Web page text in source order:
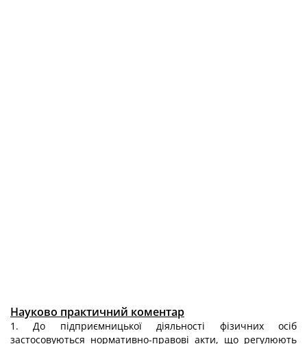
Науково практичний коментар
1. До підприємницької діяльності фізичних осіб
застосовуються нормативно-правові акти, що регулюють